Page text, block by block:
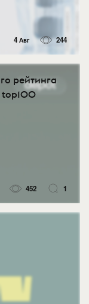
4 Авг 244
рейтинга
top100
452 1